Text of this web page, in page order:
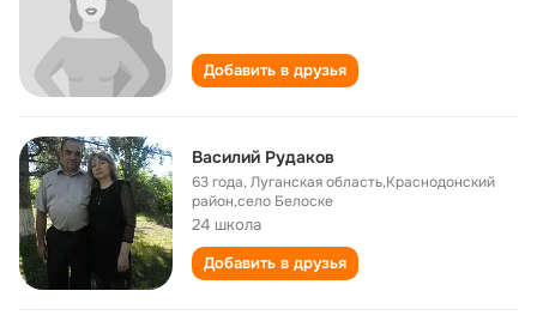
Добавить в друзья
Василий Рудаков
63 года,Луганская область,Краснодонский
район,село Белоске
24 школа
Добавить в друзья